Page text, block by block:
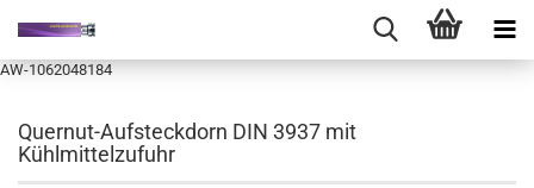
AW-1062048184
Quernut-Aufsteckdorn DIN 3937 mit
Kühlmittelzufuhr